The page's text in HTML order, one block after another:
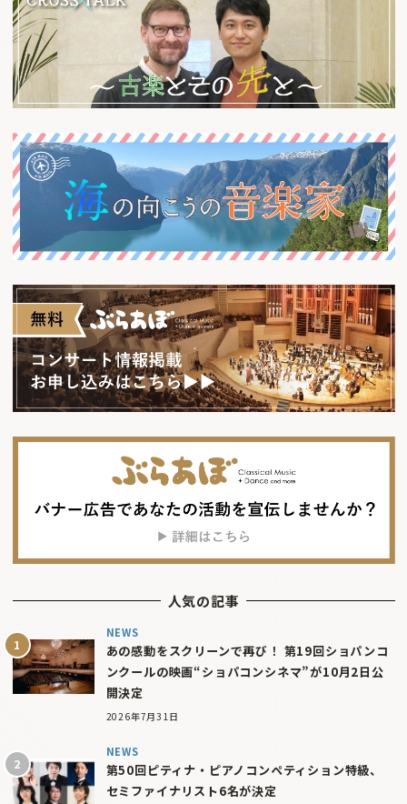
人気の記事
NEWS
あの感動をスクリーンで再び！ 第19回ショパンコ
ンクールの映画“ショパコンシネマ”が10月2日公
開決定
2026年7月31日
NEWS
第50回ピティナ・ピアノコンペティション特級、
セミファイナリスト6名が決定